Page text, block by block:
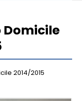
Domicile
2014/2015